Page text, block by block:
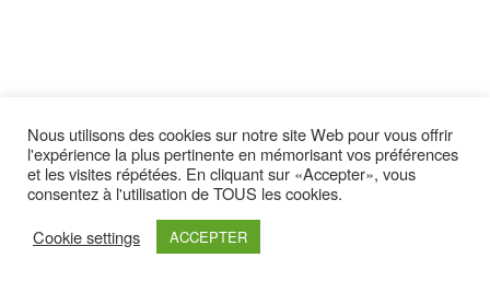
Latest yootheme
Nous utilisons des cookies sur notre site Web pour vous offrir
l'expérience la plus pertinente en mémorisant vos préférences
et les visites répétées. En cliquant sur «Accepter», vous
consentez à l'utilisation de TOUS les cookies.
Cookie settings
ACCEPTER